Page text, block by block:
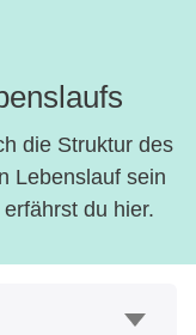
die Struktur des
Lebenslauf sein
du hier.